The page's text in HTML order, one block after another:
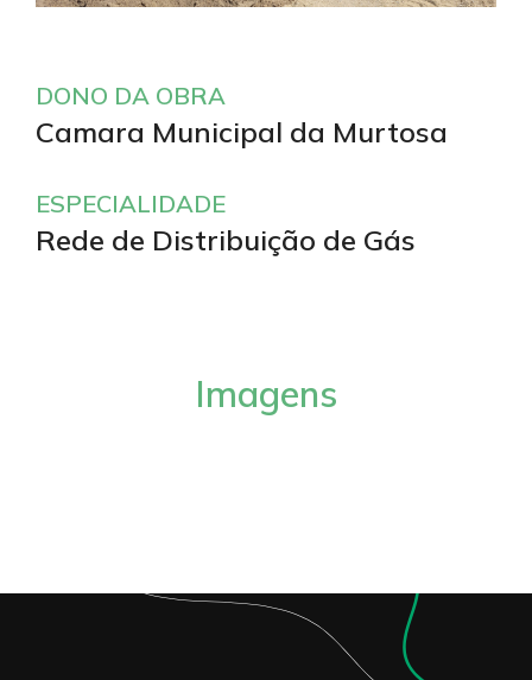
DONO DA OBRA
Camara Municipal da Murtosa
ESPECIALIDADE
Rede de Distribuição de Gás
Imagens